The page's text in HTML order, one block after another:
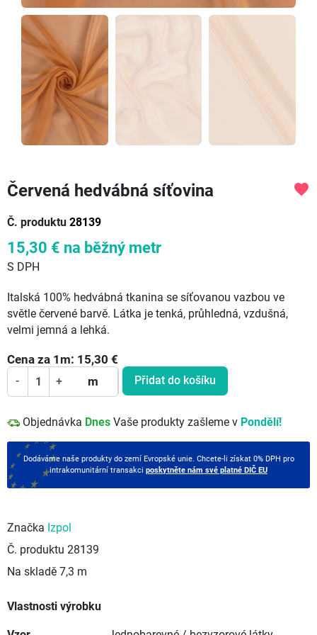
Červená hedvábná síťovina
Č. produktu 28139
favorite
15,30 € na běžný metr
S DPH
Italská 100% hedvábná tkanina se síťovanou vazbou ve
světle červené barvě. Látka je tenká, průhledná, vzdušná,
velmi jemná a lehká.
Cena za 1 m: 15,30 €
- + m Přidat do košíku
Objednávka Dnes Vaše produkty zašleme v Pondělí!
Dodáváme naše produkty do zemí Evropské unie. Chcete-li získat 0% DPH pro
intrakomunitární transakci poskytněte nám své platné DIČ EU
Značka Izpol
Č. produktu 28139
Na skladě 7,3 m
Vlastnosti výrobku